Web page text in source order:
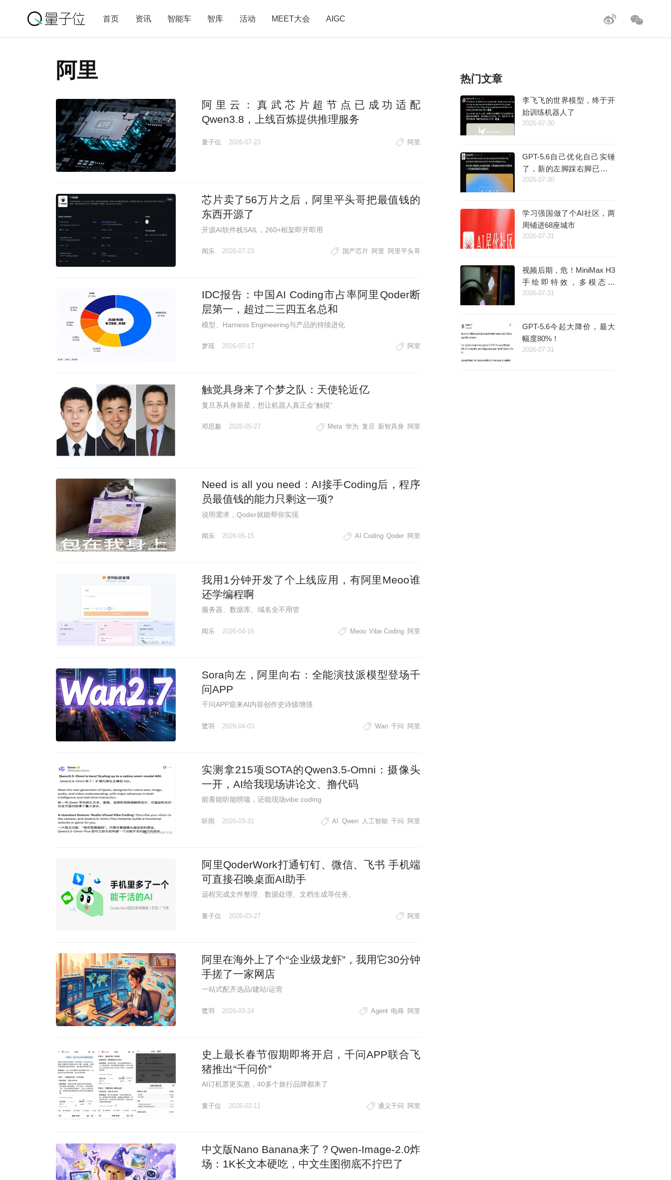
首页 资讯 智能车 智库 活动 MEET大会 AIGC
阿里
阿里云：真武芯片超节点已成功适配
Qwen3.8，上线百炼提供推理服务
量子位 2026-07-23 阿里
芯片卖了56万片之后，阿里平头哥把最值钱的
东西开源了
开源AI软件栈SAIL，260+框架即开即用
闻乐 2026-07-23 国产芯片 阿里 阿里平头哥
IDC报告：中国AI Coding市占率阿里Qoder断
层第一，超过二三四五名总和
模型、Harness Engineering与产品的持续进化
梦瑶 2026-07-17 阿里
触觉具身来了个梦之队：天使轮近亿
复旦系具身新星，想让机器人真正会“触摸”
邓思邈 2026-05-27 Meta 华为 复旦 新智具身 阿里
Need is all you need：AI接手Coding后，程序
员最值钱的能力只剩这一项?
说明需求，Qoder就能帮你实现
闻乐 2026-05-15 AI Coding Qoder 阿里
我用1分钟开发了个上线应用，有阿里Meoo谁
还学编程啊
服务器、数据库、域名全不用管
闻乐 2026-04-16 Meoo Vibe Coding 阿里
Sora向左，阿里向右：全能演技派模型登场千
问APP
千问APP迎来AI内容创作史诗级增强
鹭羽 2026-04-03 Wan 千问 阿里
实测拿215项SOTA的Qwen3.5-Omni：摄像头
一开，AI给我现场讲论文、撸代码
能看能听能唠嗑，还能现场vibe coding
听雨 2026-03-31 AI Qwen 人工智能 千问 阿里
阿里QoderWork打通钉钉、微信、飞书 手机端
可直接召唤桌面AI助手
远程完成文件整理、数据处理、文档生成等任务。
量子位 2026-03-27 阿里
阿里在海外上了个“企业级龙虾”，我用它30分钟
手搓了一家网店
一站式配齐选品/建站/运营
鹭羽 2026-03-24 Agent 电商 阿里
史上最长春节假期即将开启，千问APP联合飞
猪推出“千问价”
AI订机票更实惠，40多个旅行品牌都来了
量子位 2026-02-11 通义千问 阿里
中文版Nano Banana来了？Qwen-Image-2.0炸
场：1K长文本硬吃，中文生图彻底不拧巴了
热门文章
李飞飞的世界模型，终于开
始训练机器人了
2026-07-30
GPT-5.6自己优化自己实锤
了，新的左脚踩右脚已经出
现
2026-07-30
学习强国做了个AI社区，两
周铺进68座城市
2026-07-31
视频后期，危！MiniMax H3
手绘即特效，多模态的
「Coding时刻」来了
2026-07-31
GPT-5.6今起大降价，最大
幅度80%！
2026-07-31